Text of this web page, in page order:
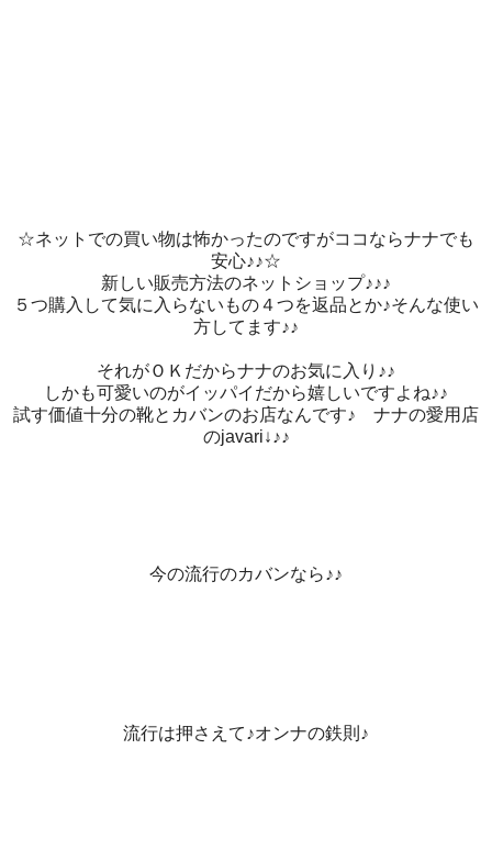
☆ネットでの買い物は怖かったのですがココならナナでも
安心♪♪☆
新しい販売方法のネットショップ♪♪♪
５つ購入して気に入らないもの４つを返品とか♪そんな使い
方してます♪♪
それがＯＫだからナナのお気に入り♪♪
しかも可愛いのがイッパイだから嬉しいですよね♪♪
試す価値十分の靴とカバンのお店なんです♪ ナナの愛用店
のjavari↓♪♪
今の流行のカバンなら♪♪
流行は押さえて♪オンナの鉄則♪